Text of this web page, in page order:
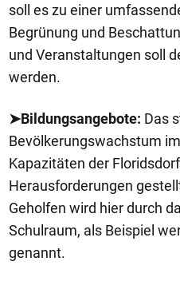
soll es zu einer
Begrünung und
und Veranstaltungen soll
werden.
➤Bildungsangebote: Das
Bevölkerungswachstum
Kapazitäten der
Herausforderungen
Geholfen wird hier durch
Schulraum, als Beispiel
genannt.